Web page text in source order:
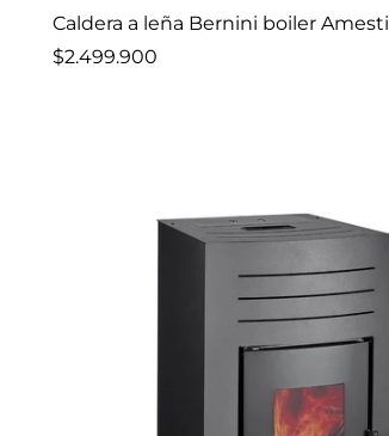
Caldera a leña Bernini boiler Amesti
$2.499.900